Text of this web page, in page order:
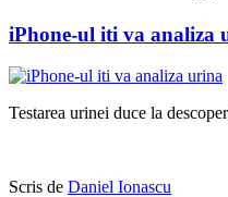
iPhone-ul iti va analiza
Testarea urinei duce la
Scris de Daniel Ionascu